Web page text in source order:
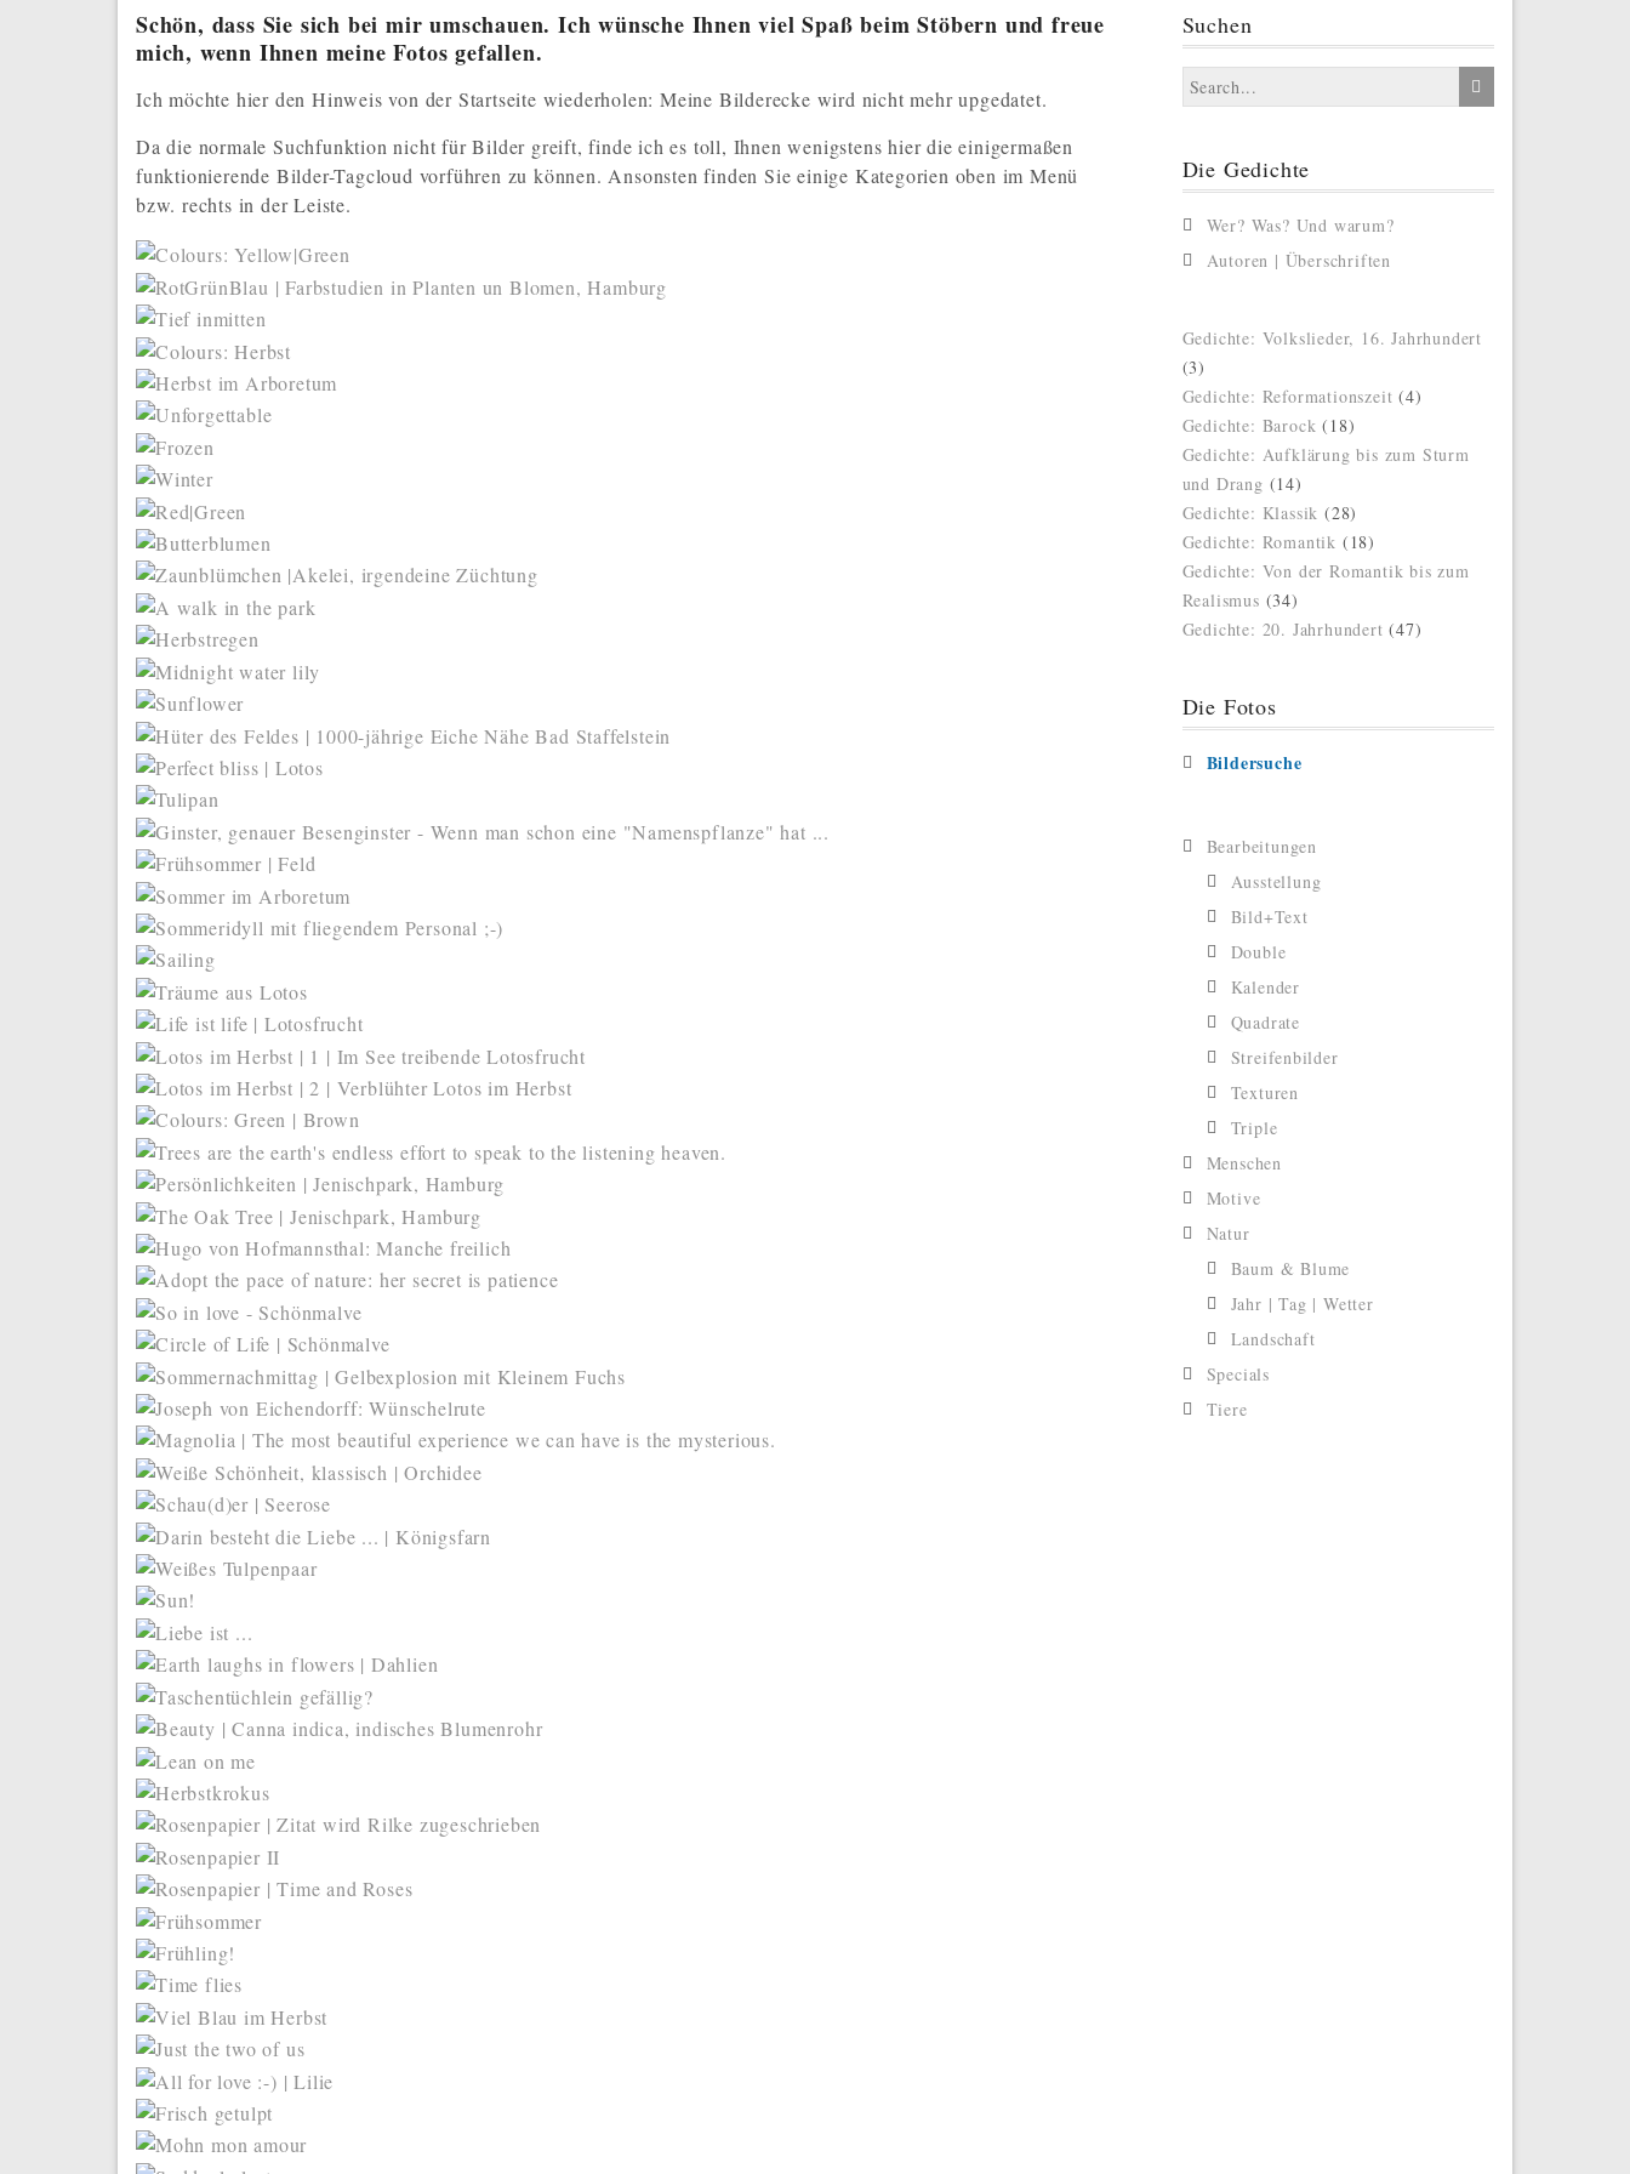
Schön, dass Sie sich bei mir umschauen. Ich wünsche Ihnen viel Spaß beim Stöbern und freue
mich, wenn Ihnen meine Fotos gefallen.
Ich möchte hier den Hinweis von der Startseite wiederholen: Meine Bilderecke wird nicht mehr upgedatet.
Da die normale Suchfunktion nicht für Bilder greift, finde ich es toll, Ihnen wenigstens hier die einigermaßen
funktionierende Bilder-Tagcloud vorführen zu können. Ansonsten finden Sie einige Kategorien oben im Menü
bzw. rechts in der Leiste.
Suchen
Die Gedichte
Wer? Was? Und warum?
Autoren | Überschriften
Gedichte: Volkslieder, 16. Jahrhundert
(3)
Gedichte: Reformationszeit (4)
Gedichte: Barock (18)
Gedichte: Aufklärung bis zum Sturm
und Drang (14)
Gedichte: Klassik (28)
Gedichte: Romantik (18)
Gedichte: Von der Romantik bis zum
Realismus (34)
Gedichte: 20. Jahrhundert (47)
Die Fotos
Bildersuche
Bearbeitungen
Ausstellung
Bild+Text
Double
Kalender
Quadrate
Streifenbilder
Texturen
Triple
Menschen
Motive
Natur
Baum & Blume
Jahr | Tag | Wetter
Landschaft
Specials
Tiere